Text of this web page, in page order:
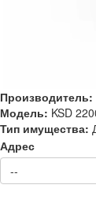
Производитель:
Модель: KSD
Тип имущества:
Адрес
--